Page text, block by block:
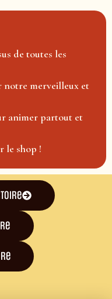
de toutes les
notre merveilleux et
animer partout et
le shop !